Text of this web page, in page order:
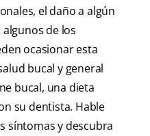
el daño a algún
de los
ocasionar esta
bucal y general
bucal, una dieta
su dentista. Hable
síntomas y descubra